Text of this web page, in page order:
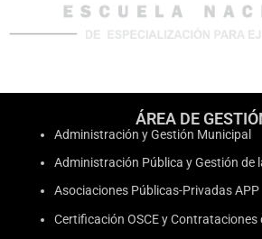
ÁREA DE
Administración y Gestión Municipal
Administración Pública y Gestión de
Asociaciones Públicas-Privadas APP
Certificación OSCE y Contrataciones